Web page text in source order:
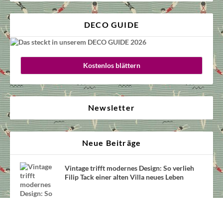
DECO GUIDE
Kostenlos blättern
Newsletter
Neue Beiträge
Vintage trifft modernes Design: So verlieh
Filip Tack einer alten Villa neues Leben